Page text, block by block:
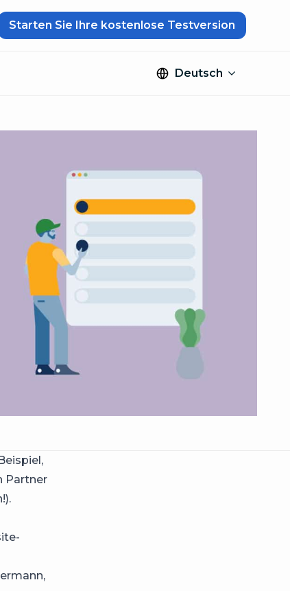
Starten Sie Ihre kostenlose Testversion
Deutsch
Partner